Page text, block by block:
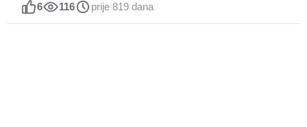
6 116 prije 819 dana